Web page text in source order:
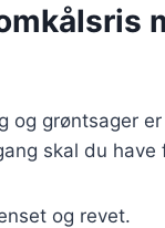
og grøntsager
skal du have
og revet.